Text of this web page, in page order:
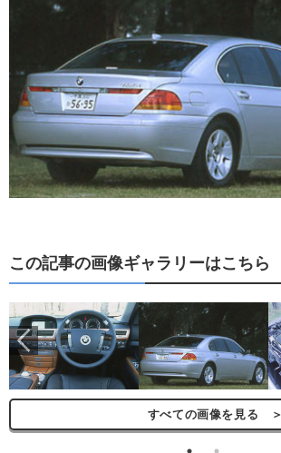
この記事の画像ギャラリーはこちら
すべての画像を見る ＞